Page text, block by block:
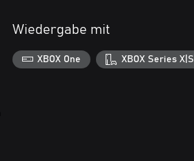
Wiedergabe mit
XBOX One XBOX Series X|S